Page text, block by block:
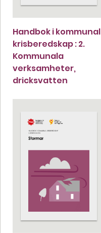
Handbok i kommunal
krisberedskap : 2.
Kommunala
verksamheter,
dricksvatten